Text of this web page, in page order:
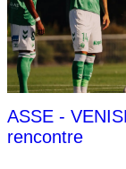
ASSE -
rencontre